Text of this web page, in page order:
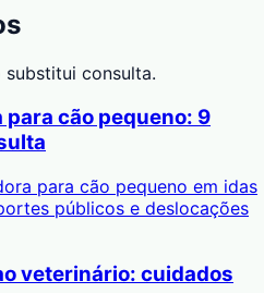
consulta.
cão pequeno: 9
para cão pequeno em idas
públicos e deslocações
veterinário: cuidados